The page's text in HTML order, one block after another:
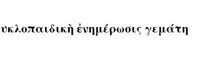
ἐνημέρωσις γεμάτη